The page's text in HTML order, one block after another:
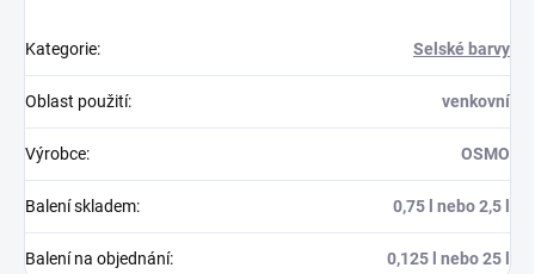
Kategorie: Selské barvy
Oblast použití: venkovní
Výrobce: OSMO
Balení skladem: 0,75 l nebo 2,5 l
Balení na objednání: 0,125 l nebo 25 l